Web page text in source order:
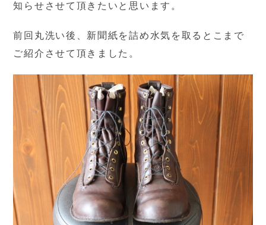
知らせさせて頂きたいと思います。
前回丸洗い後、新聞紙を詰め水気を取るとこまで
ご紹介させて頂きました。